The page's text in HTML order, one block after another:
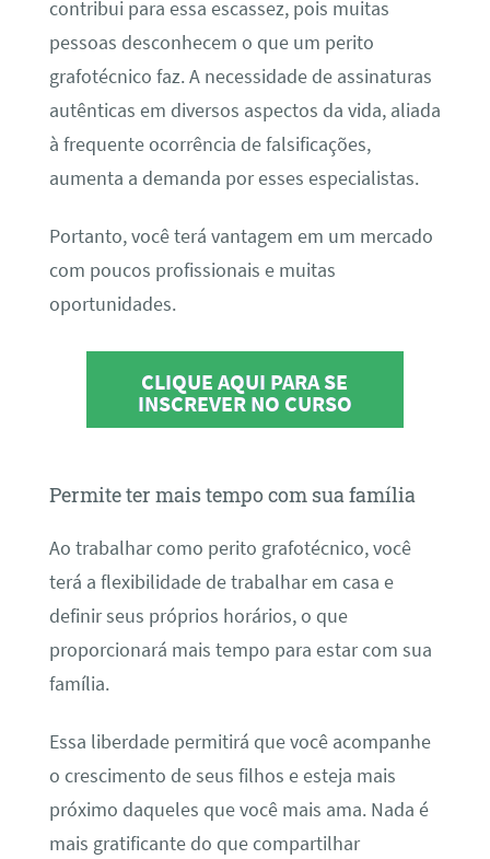
contribui para essa escassez, pois muitas
pessoas desconhecem o que um perito
grafotécnico faz. A necessidade de assinaturas
autênticas em diversos aspectos da vida, aliada
à frequente ocorrência de falsificações,
aumenta a demanda por esses especialistas.
Portanto, você terá vantagem em um mercado
com poucos profissionais e muitas
oportunidades.
CLIQUE AQUI PARA SE
INSCREVER NO CURSO
Permite ter mais tempo com sua família
Ao trabalhar como perito grafotécnico, você
terá a flexibilidade de trabalhar em casa e
definir seus próprios horários, o que
proporcionará mais tempo para estar com sua
família.
Essa liberdade permitirá que você acompanhe
o crescimento de seus filhos e esteja mais
próximo daqueles que você mais ama. Nada é
mais gratificante do que compartilhar